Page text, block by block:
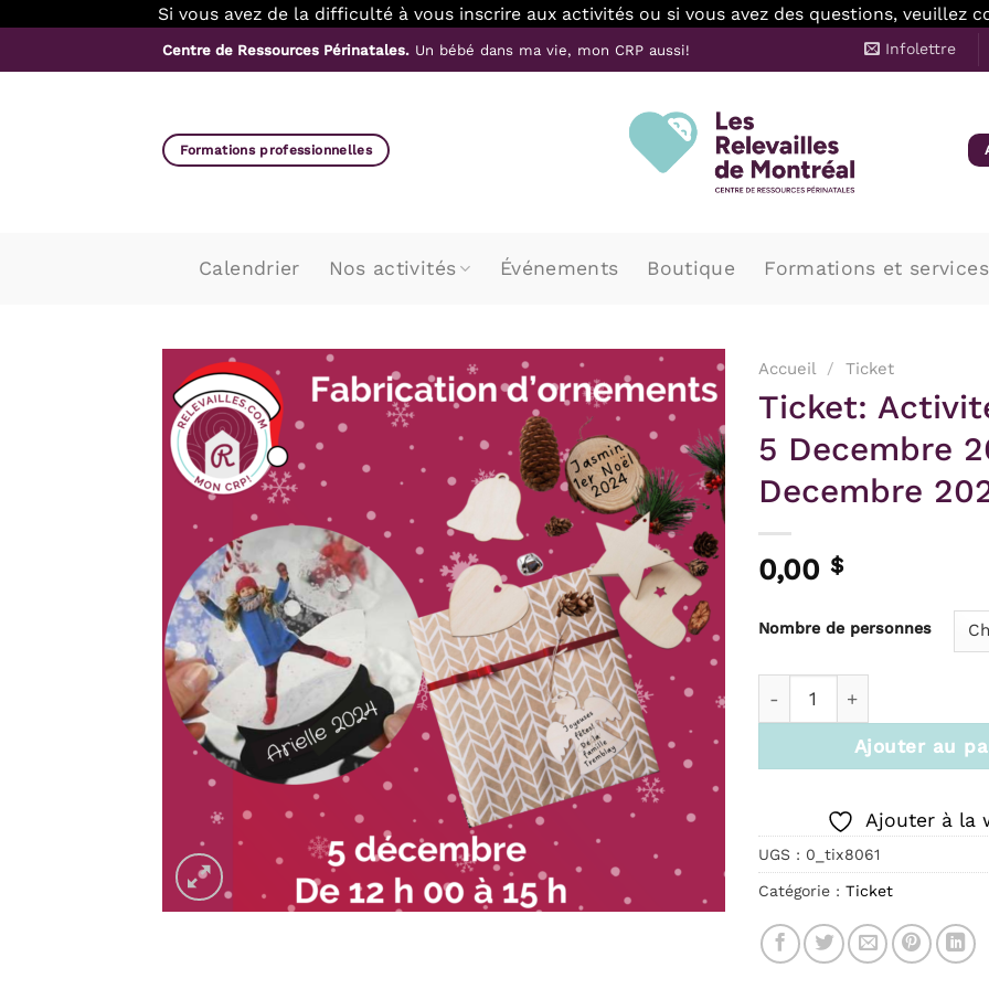
Si vous avez de la difficulté à vous inscrire aux activités ou si vous avez des questions, veuillez
au
Centre de Ressources Périnatales. Un bébé dans ma vie, mon CRP aussi! Infolettre
Formations professionnelles
Calendrier Nos activités Événements Boutique Formations et services
Ajouter
à la
wishlist
Accueil / Ticket
Ticket:
5 Decembre
Decembre
0,00 $
Nombre de personnes
Ajouter au
Ajouter à la
UGS : 0_tix8061
Catégorie : Ticket